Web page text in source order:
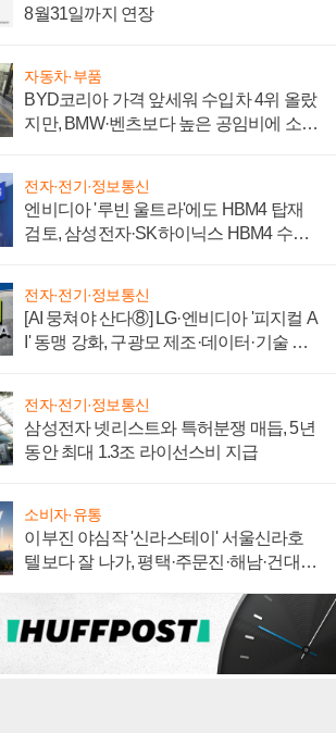
8월31일까지 연장
자동차·부품
BYD코리아 가격 앞세워 수입차 4위 올랐
지만, BMW·벤츠보다 높은 공임비에 소비
전자·전기·정보통신
엔비디아 '루빈 울트라'에도 HBM4 탑재
검토, 삼성전자·SK하이닉스 HBM4 수율
전자·전기·정보통신
[AI 뭉쳐야 산다⑧] LG·엔비디아 '피지컬 A
I' 동맹 강화, 구광모 제조·데이터·기술 결
전자·전기·정보통신
삼성전자 넷리스트와 특허분쟁 매듭, 5년
동안 최대 1.3조 라이선스비 지급
소비자·유통
이부진 야심작 '신라스테이' 서울신라호
텔보다 잘 나가, 평택·주문진·해남·건대로